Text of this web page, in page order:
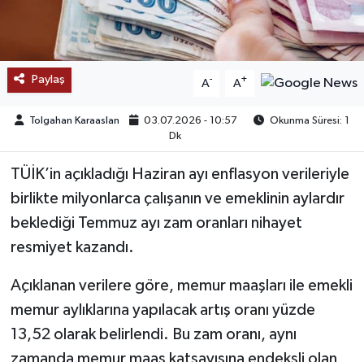
Paylaş A- A+
Tolgahan Karaaslan 03.07.2026 - 10:57
Okunma Süresi: 1
Dk
TÜİK’in açıkladığı Haziran ayı enflasyon verileriyle
birlikte milyonlarca çalışanın ve emeklinin aylardır
beklediği Temmuz ayı zam oranları nihayet
resmiyet kazandı.
Açıklanan verilere göre, memur maaşları ile emekli
memur aylıklarına yapılacak artış oranı yüzde
13,52 olarak belirlendi. Bu zam oranı, aynı
POPÜLER
DÜNYA
MEDYA
OTOMOTİV
KÜLTÜR SANAT